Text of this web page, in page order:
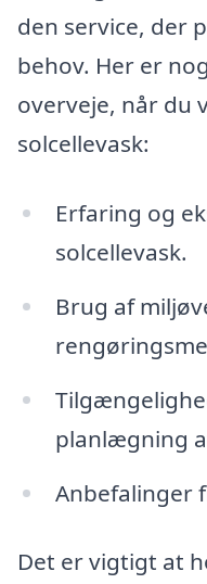
den service, der
behov. Her er
overveje, når du
solcellevask:
Erfaring og
solcellevask.
Brug af
planlægning
Anbefalinger
Det er vigtigt at